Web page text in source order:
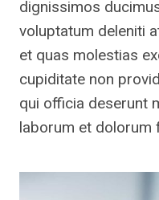
dignissimos
voluptatum deleniti
et quas molestias
cupiditate non
qui officia deserunt
laborum et dolorum